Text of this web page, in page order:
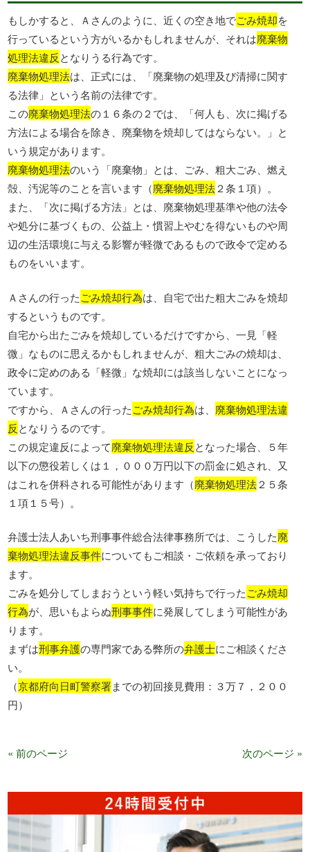
もしかすると、Ａさんのように、近くの空き地でごみ焼却を
行っているという方がいるかもしれませんが、それは廃棄物
処理法違反となりうる行為です。
廃棄物処理法は、正式には、「廃棄物の処理及び清掃に関す
る法律」という名前の法律です。
この廃棄物処理法の１６条の２では、「何人も、次に掲げる
方法による場合を除き、廃棄物を焼却してはならない。」と
いう規定があります。
廃棄物処理法のいう「廃棄物」とは、ごみ、粗大ごみ、燃え
殻、汚泥等のことを言います（廃棄物処理法２条１項）。
また、「次に掲げる方法」とは、廃棄物処理基準や他の法令
や処分に基づくもの、公益上・慣習上やむを得ないものや周
辺の生活環境に与える影響が軽微であるもので政令で定める
ものをいいます。
Ａさんの行ったごみ焼却行為は、自宅で出た粗大ごみを焼却
するというものです。
自宅から出たごみを焼却しているだけですから、一見「軽
微」なものに思えるかもしれませんが、粗大ごみの焼却は、
政令に定めのある「軽微」な焼却には該当しないことになっ
ています。
ですから、Ａさんの行ったごみ焼却行為は、 廃棄物処理法違
反となりうるのです。
この規定違反によって廃棄物処理法違反となった場合、５年
以下の懲役若しくは１，０００万円以下の罰金に処され、又
はこれを併科される可能性があります（廃棄物処理法２５条
１項１５号）。
弁護士法人あいち刑事事件総合法律事務所では、こうした廃
棄物処理法違反事件についてもご相談・ご依頼を承っており
ます。
ごみを処分してしまおうという軽い気持ちで行ったごみ焼却
行為が、思いもよらぬ刑事事件に発展してしまう可能性があ
ります。
まずは刑事弁護の専門家である弊所の弁護士にご相談くださ
い。
（京都府向日町警察署までの初回接見費用：３万７，２００
円）
« 前のページ 次のページ »